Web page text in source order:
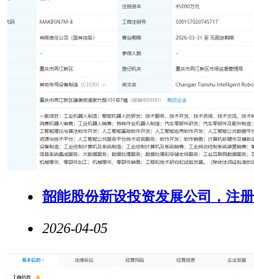
韶能股份新设投资发展公司，注
2026-04-05